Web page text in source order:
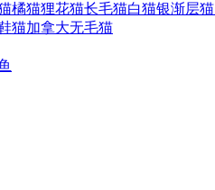
橘猫狸花猫长毛猫白猫银渐层猫
猫加拿大无毛猫